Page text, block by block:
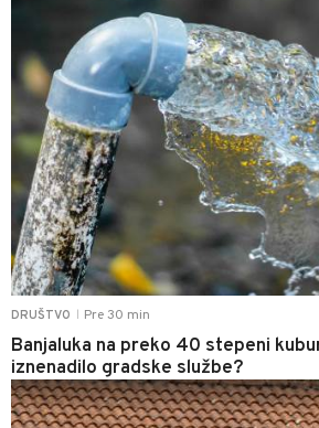
DRUŠTVO Pre 30 min
Banjaluka na preko 40 stepeni
iznenadilo gradske službe?